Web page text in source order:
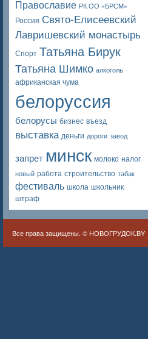
Православие РК ОО «БРСМ»
Россия Свято-Елисеевский
Лавришевский монастырь
Спорт Татьяна Бирук
Татьяна Шимко алкоголь
африканская чума
белоруссия
белорусы бизнес въезд
выставка деньги дороги завод
запрет минск молоко налог
новый работа строительство табак
фестиваль школа школьник
штраф
Все права защищены. © НОВОГРУДОК.BY